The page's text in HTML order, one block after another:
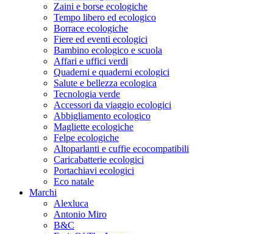
Zaini e borse ecologiche
Tempo libero ed ecologico
Borrace ecologiche
Fiere ed eventi ecologici
Bambino ecologico e scuola
Affari e uffici verdi
Quaderni e quaderni ecologici
Salute e bellezza ecologica
Tecnologia verde
Accessori da viaggio ecologici
Abbigliamento ecologico
Magliette ecologiche
Felpe ecologiche
Altoparlanti e cuffie ecocompatibili
Caricabatterie ecologici
Portachiavi ecologici
Eco natale
Marchi
Alexluca
Antonio Miro
B&C